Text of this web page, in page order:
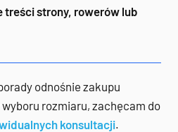
treści strony, rowerów lub
odnośnie zakupu
rozmiaru, zachęcam do
konsultacji.